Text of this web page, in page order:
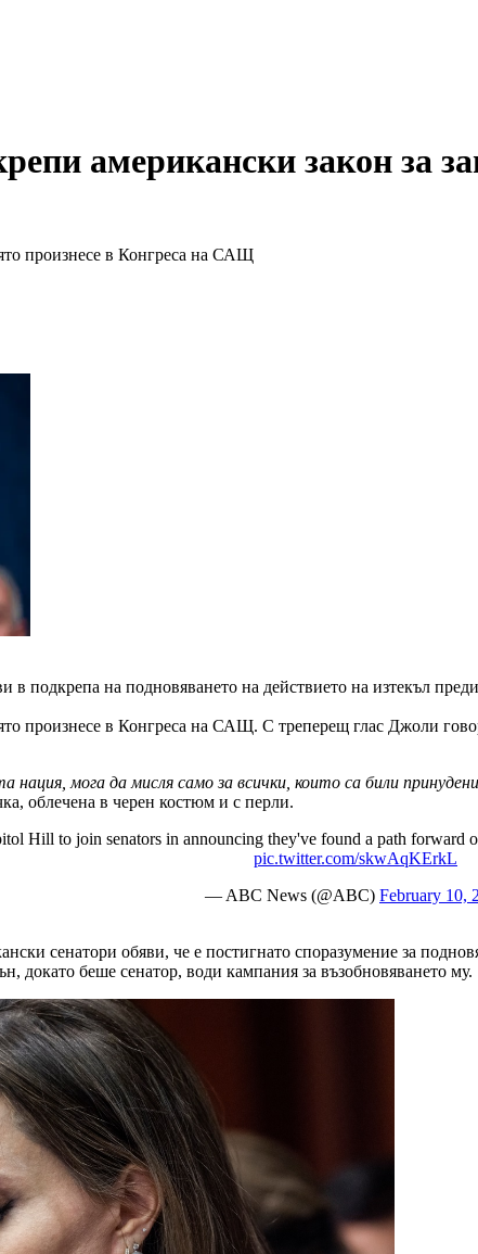
американски закон за
произнесе в Конгреса на САЩ
подкрепа на подновяването на действието на изтекъл
произнесе в Конгреса на САЩ. С треперещ глас Джоли
мога да мисля само за всички, които са били
облечена в черен костюм и с перли.
Hill to join senators in announcing they've found a path forward
pic.twitter.com/skwAqKErkL
— ABC News (@ABC) February 10,
сенатори обяви, че е постигнато споразумение за
докато беше сенатор, води кампания за възобновяването му.